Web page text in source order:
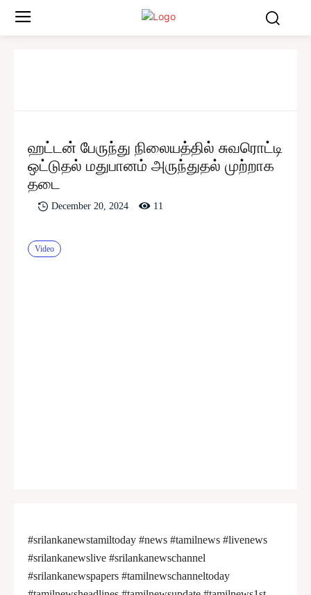
ஹட்டன் பேருந்து நிலையத்தில் சுவரொட்டி
ஒட்டுதல் மதுபானம் அருந்துதல் முற்றாக
தடை
December 20, 2024 11
Video
#srilankanewstamiltoday #news #tamilnews #livenews
#srilankanewslive #srilankanewschannel
#srilankanewspapers #tamilnewschanneltoday